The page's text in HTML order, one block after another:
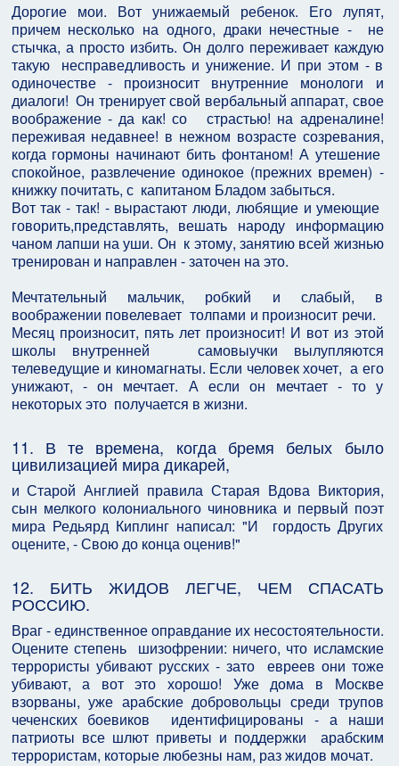
Дорогие мои. Вот унижаемый ребенок. Его лупят,
причем несколько на одного, драки нечестные - не
стычка, а просто избить. Он долго переживает каждую
такую несправедливость и унижение. И при этом - в
одиночестве - произносит внутренние монологи и
диалоги! Он тренирует свой вербальный аппарат, свое
воображение - да как! со страстью! на адреналине!
переживая недавнее! в нежном возрасте созревания,
когда гормоны начинают бить фонтаном! А утешение
спокойное, развлечение одинокое (прежних времен) -
книжку почитать, с капитаном Бладом забыться.
Вот так - так! - вырастают люди, любящие и умеющие
говорить,представлять, вешать народу информацию
чаном лапши на уши. Он к этому, занятию всей жизнью
тренирован и направлен - заточен на это.
Мечтательный мальчик, робкий и слабый, в
воображении повелевает толпами и произносит речи.
Месяц произносит, пять лет произносит! И вот из этой
школы внутренней самовыучки вылупляются
телеведущие и киномагнаты. Если человек хочет, а его
унижают, - он мечтает. А если он мечтает - то у
некоторых это получается в жизни.
11. В те времена, когда бремя белых было
цивилизацией мира дикарей,
и Старой Англией правила Старая Вдова Виктория,
сын мелкого колониального чиновника и первый поэт
мира Редьярд Киплинг написал: "И гордость Других
оцените, - Свою до конца оценив!"
12. БИТЬ ЖИДОВ ЛЕГЧЕ, ЧЕМ СПАСАТЬ
РОССИЮ.
Враг - единственное оправдание их несостоятельности.
Оцените степень шизофрении: ничего, что исламские
террористы убивают русских - зато евреев они тоже
убивают, а вот это хорошо! Уже дома в Москве
взорваны, уже арабские добровольцы среди трупов
чеченских боевиков идентифицированы - а наши
патриоты все шлют приветы и поддержки арабским
террористам, которые любезны нам, раз жидов мочат.